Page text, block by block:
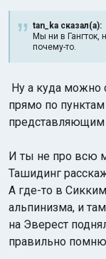
tan_ka сказал(а):
Мы ни в Гангток,
почему-то.
Ну а куда можно
прямо по
представляющим
И ты не про всю
Ташидинг
А где-то в
альпинизма, и
на Эверест
правильно